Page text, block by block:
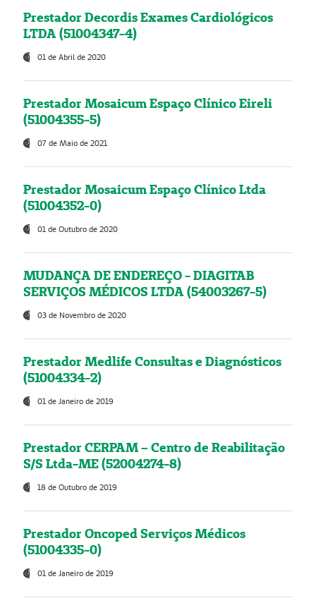
Prestador Decordis Exames Cardiológicos
LTDA (51004347-4)
01 de Abril de 2020
Prestador Mosaicum Espaço Clínico Eireli
(51004355-5)
07 de Maio de 2021
Prestador Mosaicum Espaço Clínico Ltda
(51004352-0)
01 de Outubro de 2020
MUDANÇA DE ENDEREÇO - DIAGITAB
SERVIÇOS MÉDICOS LTDA (54003267-5)
03 de Novembro de 2020
Prestador Medlife Consultas e Diagnósticos
(51004334-2)
01 de Janeiro de 2019
Prestador CERPAM – Centro de Reabilitação
S/S Ltda-ME (52004274-8)
18 de Outubro de 2019
Prestador Oncoped Serviços Médicos
(51004335-0)
01 de Janeiro de 2019